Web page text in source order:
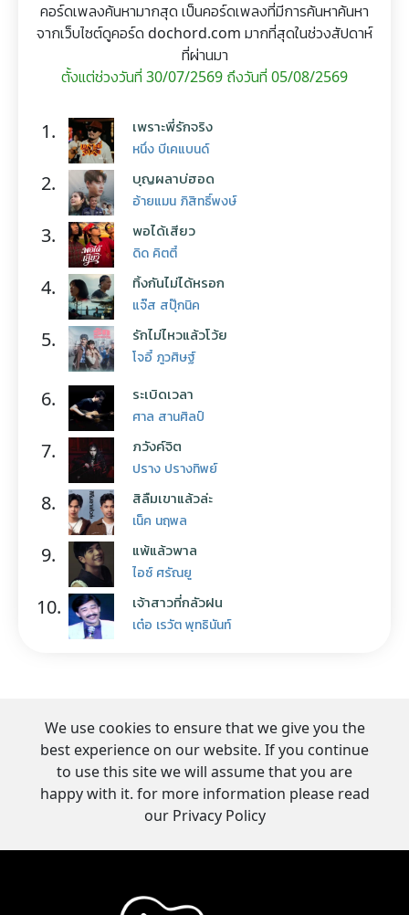
คอร์ดเพลงค้นหามากสุด เป็นคอร์ดเพลงที่มีการค้นหาค้นหา
จากเว็บไซต์ดูคอร์ด dochord.com มากที่สุดในช่วงสัปดาห์
ที่ผ่านมา
ตั้งแต่ช่วงวันที่ 30/07/2569 ถึงวันที่ 05/08/2569
1. เพราะพี่รักจริง
หนึ่ง บีเคแบนด์
2. บุญผลาบ่ฮอด
อ้ายแมน ภิสิทธิ์พงษ์
3. พอได้เสียว
ดิด คิตตี้
4. ทิ้งกันไม่ได้หรอก
แจ๊ส สปุ๊กนิค
5. รักไม่ไหวแล้วโว้ย
โจอี้ ภูวศิษฐ์
6. ระเบิดเวลา
ศาล สานศิลป์
7. ภวังค์จิต
ปราง ปรางทิพย์
8. สิลืมเขาแล้วล่ะ
เน็ค นฤพล
9. แพ้แล้วพาล
ไอซ์ ศรัณยู
10. เจ้าสาวที่กลัวฝน
เต๋อ เรวัต พุทธินันท์
We use cookies to ensure that we give you the
best experience on our website. If you continue
to use this site we will assume that you are
happy with it. for more information please read
our Privacy Policy